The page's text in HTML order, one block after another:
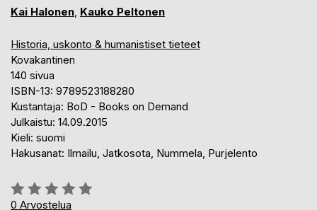
Kai Halonen, Kauko Peltonen
Historia, uskonto & humanistiset tieteet
Kovakantinen
140 sivua
ISBN-13: 9789523188280
Kustantaja: BoD - Books on Demand
Julkaistu: 14.09.2015
Kieli: suomi
Hakusanat: Ilmailu, Jatkosota, Nummela, Purjelento
Arvostelu::
0%
0 Arvostelua